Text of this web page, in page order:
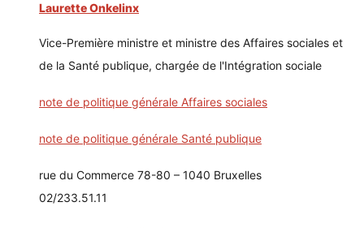
Laurette Onkelinx
Vice-Première ministre et ministre des Affaires sociales et
de la Santé publique, chargée de l'Intégration sociale
note de politique générale Affaires sociales
note de politique générale Santé publique
rue du Commerce 78-80 – 1040 Bruxelles
02/233.51.11